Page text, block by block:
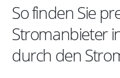
So finden Sie
Stromanbieter
durch den